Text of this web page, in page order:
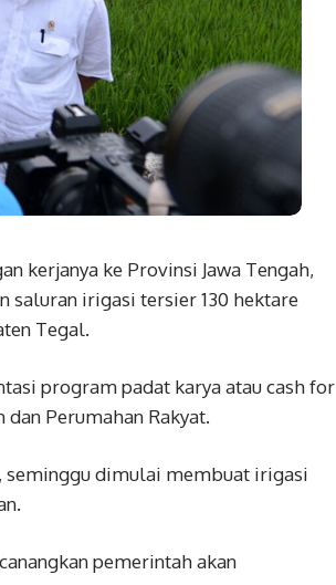
kerjanya ke Provinsi Jawa Tengah,
saluran irigasi tersier 130 hektare
Tegal.
program padat karya atau cash for
Perumahan Rakyat.
seminggu dimulai membuat irigasi
pemerintah akan